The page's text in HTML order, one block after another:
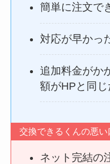
簡単に注文で
対応が早かっ
追加料金がか
額がHPと同じ
交換できるくんの悪い
ネット完結の